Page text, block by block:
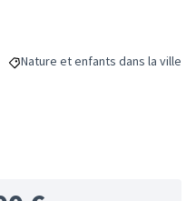
Filtrer les résultats de la
Nature et enfants dans la ville